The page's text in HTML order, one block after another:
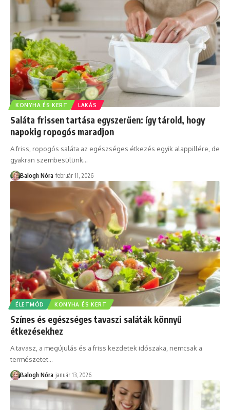
KONYHA ÉS KERT LAKÁS
Saláta frissen tartása egyszerűen: így tárold, hogy
napokig ropogós maradjon
A friss, ropogós saláta az egészséges étkezés egyik alappillére, de
gyakran szembesülünk…
Balogh Nóra február 11, 2026
ÉLETMÓD KONYHA ÉS KERT
Színes és egészséges tavaszi saláták könnyű
étkezésekhez
A tavasz, a megújulás és a friss kezdetek időszaka, nemcsak a
természetet…
Balogh Nóra január 13, 2026